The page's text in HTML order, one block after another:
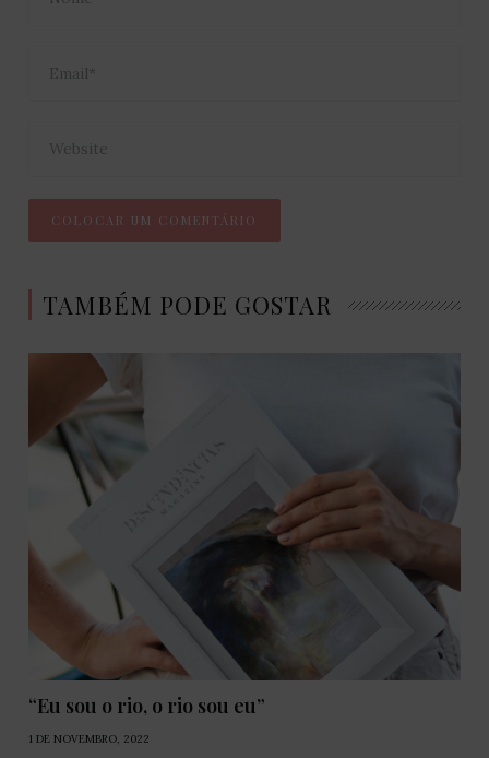
TAMBÉM PODE GOSTAR
“Eu sou o rio, o rio sou eu”
1 DE NOVEMBRO, 2022